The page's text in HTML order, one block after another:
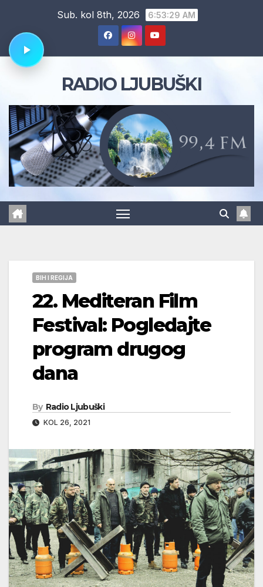
content
Sub. kol 8th, 2026 6:53:30 AM
RADIO LJUBUŠKI
BIH I REGIJA
22. Mediteran Film
Festival: Pogledajte
program drugog
dana
By Radio Ljubuški
KOL 26, 2021